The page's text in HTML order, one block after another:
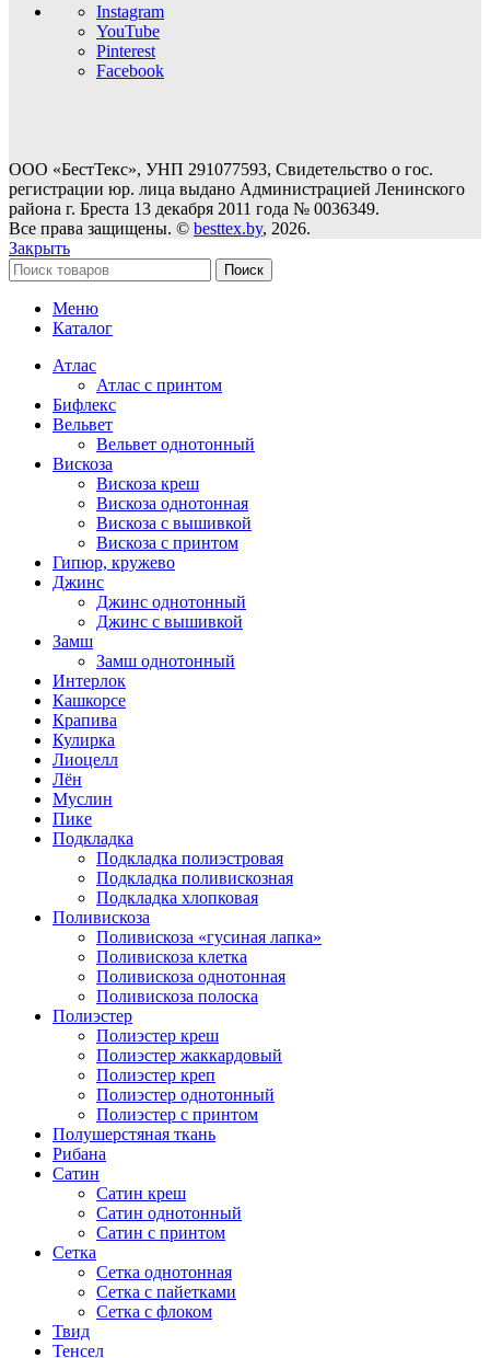
Instagram
YouTube
Pinterest
Facebook
ООО «БестТекс», УНП 291077593, Свидетельство о гос.
регистрации юр. лица выдано Администрацией Ленинского
района г. Бреста 13 декабря 2011 года № 0036349.
Все права защищены. © besttex.by, 2026.
Закрыть
Поиск
Меню
Каталог
Атлас
Атлас с принтом
Бифлекс
Вельвет
Вельвет однотонный
Вискоза
Вискоза креш
Вискоза однотонная
Вискоза с вышивкой
Вискоза с принтом
Гипюр, кружево
Джинс
Джинс однотонный
Джинс с вышивкой
Замш
Замш однотонный
Интерлок
Кашкорсе
Крапива
Кулирка
Лиоцелл
Лён
Муслин
Пике
Подкладка
Подкладка полиэстровая
Подкладка поливискозная
Подкладка хлопковая
Поливискоза
Поливискоза «гусиная лапка»
Поливискоза клетка
Поливискоза однотонная
Поливискоза полоска
Полиэстер
Полиэстeр креш
Полиэстер жаккардовый
Полиэстер креп
Полиэстер однотонный
Полиэстер с принтом
Полушерстяная ткань
Рибана
Сатин
Сатин креш
Сатин однотонный
Сатин с принтом
Сетка
Сетка однотонная
Сетка с пайетками
Сетка с флоком
Твид
Тенсел